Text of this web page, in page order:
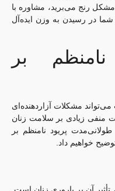
رنج می‌برید، مشاوره با
در رسیدن به وزن ایده‌آل
بر
مشکلات آزاردهنده‌ای
منفی زیادی بر سلامت زنان
پریود نامنظم بر
خواهیم داد.
آن بر باروری زنان است.